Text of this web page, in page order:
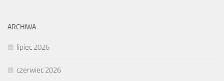
ARCHIWA
lipiec 2026
czerwiec 2026